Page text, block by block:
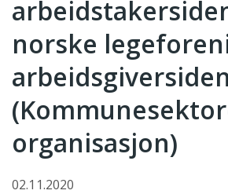
norske
organisasjon)
02.11.2020